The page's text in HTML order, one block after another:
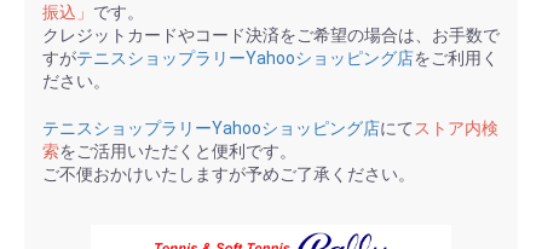
振込」 です。
クレジットカードやコード決済をご希望の場合は、お手数で
すがテニスショップラリーYahooショッピング店をご利用く
ださい。
テニスショップラリーYahooショッピング店にて ストア内検
索をご活用いただくと便利です。
ご不便おかけいたしますが予めご了承ください。